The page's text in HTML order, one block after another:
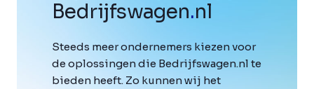
Bedrijfswagen.nl
Steeds meer ondernemers kiezen voor
de oplossingen die Bedrijfswagen.nl te
bieden heeft. Zo kunnen wij het